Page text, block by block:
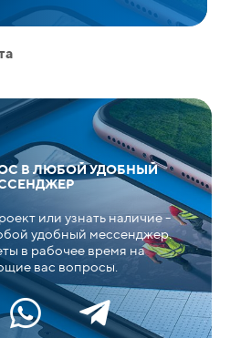
В ЛЮБОЙ УДОБНЫЙ
или узнать наличие -
удобный мессенджер.
в рабочее время на
вас вопросы.